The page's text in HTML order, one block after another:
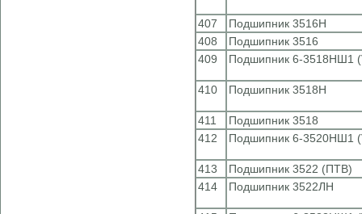
407
Подшипник 3516Н
408
Подшипник 3516
409
Подшипник 6-3518НШ1
410 Подшипник 3518Н
411
Подшипник 3518
412
Подшипник 6-3520НШ1
413
Подшипник 3522 (ПТВ)
414
Подшипник 3522ЛН